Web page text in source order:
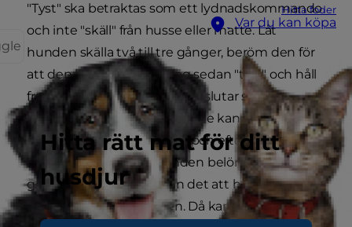
Hitta foder
Var du kan köpa
Hitta rätt mat för ditt
husdjur
"Tyst" ska betraktas som ett lydnadskommando
och inte "skäll" från husse eller matte. Låt
hunden skälla två till tre gånger, beröm den för
att den har larmat, och säg sedan "tyst" och håll
fram en hundgodis. Hunden slutar skälla
omedelbart eftersom den inte kan nosa
samtidigt som den skäller, och efter några
sekunder kan du ge hunden belöningen. Öka
gradvis tidsintervallet från det att hunden slutar
skälla fram till belöningen. Då kan du lära